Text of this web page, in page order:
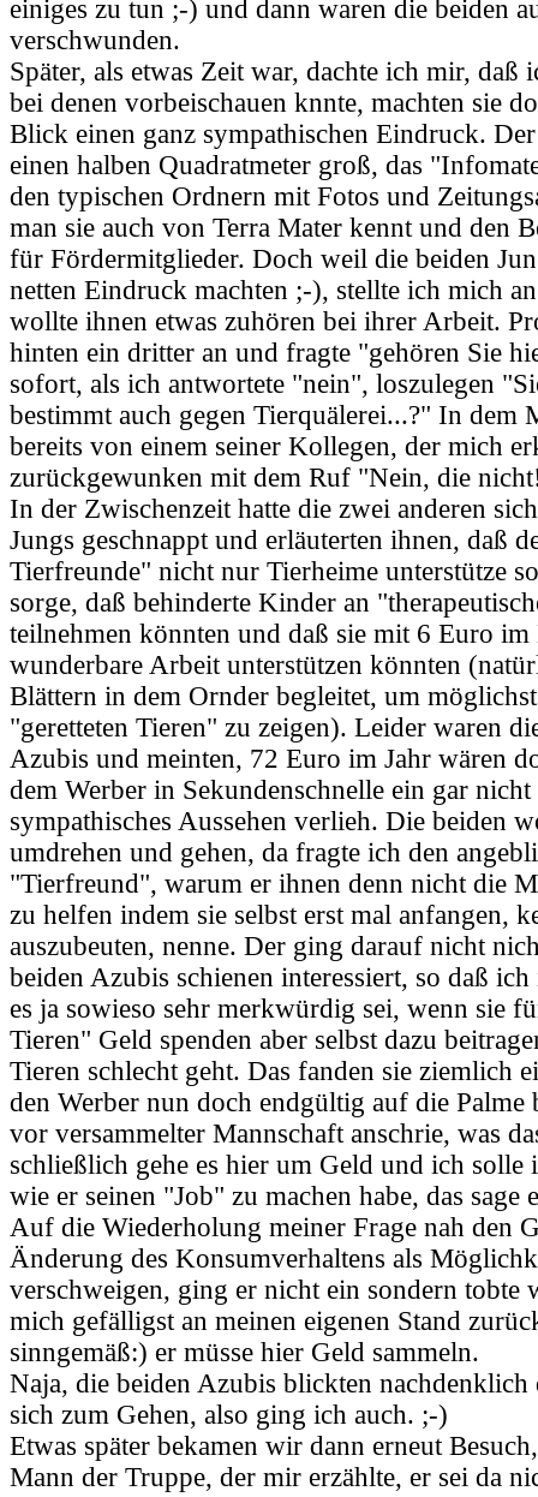
einiges zu tun ;-) und dann waren die beiden
verschwunden.
Später, als etwas Zeit war, dachte ich mir, daß
bei denen vorbeischauen knnte, machten sie
Blick einen ganz sympathischen Eindruck.
einen halben Quadratmeter groß, das
den typischen Ordnern mit Fotos und
man sie auch von Terra Mater kennt und den
für Fördermitglieder. Doch weil die beiden
netten Eindruck machten ;-), stellte ich mich
wollte ihnen etwas zuhören bei ihrer Arbeit.
hinten ein dritter an und fragte "gehören Sie
sofort, als ich antwortete "nein", loszulegen
bestimmt auch gegen Tierquälerei...?" In dem
bereits von einem seiner Kollegen, der mich
zurückgewunken mit dem Ruf "Nein, die
In der Zwischenzeit hatte die zwei anderen
Jungs geschnappt und erläuterten ihnen, daß
Tierfreunde" nicht nur Tierheime unterstütze
sorge, daß behinderte Kinder an
teilnehmen könnten und daß sie mit 6 Euro im
wunderbare Arbeit unterstützen könnten
Blättern in dem Ornder begleitet, um
"geretteten Tieren" zu zeigen). Leider waren
Azubis und meinten, 72 Euro im Jahr wären
dem Werber in Sekundenschnelle ein gar nicht
sympathisches Aussehen verlieh. Die beiden
umdrehen und gehen, da fragte ich den
"Tierfreund", warum er ihnen denn nicht die
zu helfen indem sie selbst erst mal anfangen,
auszubeuten, nenne. Der ging darauf nicht
beiden Azubis schienen interessiert, so daß
es ja sowieso sehr merkwürdig sei, wenn sie
Tieren" Geld spenden aber selbst dazu
Tieren schlecht geht. Das fanden sie ziemlich
den Werber nun doch endgültig auf die Palme
vor versammelter Mannschaft anschrie, was
schließlich gehe es hier um Geld und ich solle
wie er seinen "Job" zu machen habe, das sage
Auf die Wiederholung meiner Frage nah den
Änderung des Konsumverhaltens als
verschweigen, ging er nicht ein sondern tobte
mich gefälligst an meinen eigenen Stand
sinngemäß:) er müsse hier Geld sammeln.
Naja, die beiden Azubis blickten
sich zum Gehen, also ging ich auch. ;-)
Etwas später bekamen wir dann erneut
Mann der Truppe, der mir erzählte, er sei da